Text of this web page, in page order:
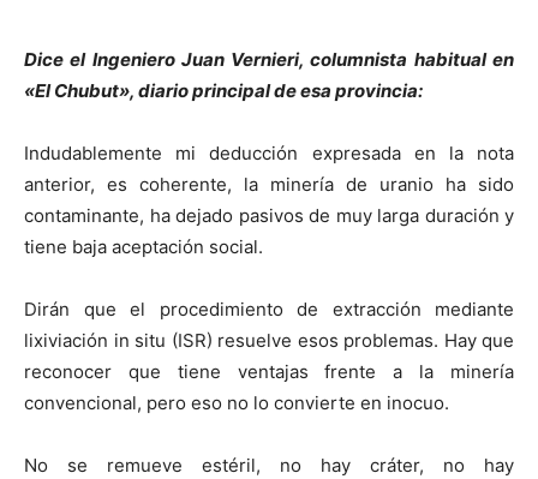
Dice el Ingeniero Juan Vernieri, columnista habitual en
«El Chubut», diario principal de esa provincia:
Indudablemente mi deducción expresada en la nota
anterior, es coherente, la minería de uranio ha sido
contaminante, ha dejado pasivos de muy larga duración y
tiene baja aceptación social.
Dirán que el procedimiento de extracción mediante
lixiviación in situ (ISR) resuelve esos problemas. Hay que
reconocer que tiene ventajas frente a la minería
convencional, pero eso no lo convierte en inocuo.
No se remueve estéril, no hay cráter, no hay